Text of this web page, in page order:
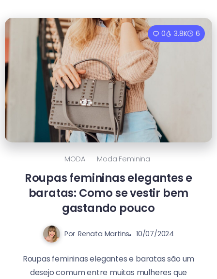
0 3.8K 6
MODA Moda Feminina
Roupas femininas elegantes e
baratas: Como se vestir bem
gastando pouco
Por Renata Martins 10/07/2024
Roupas femininas elegantes e baratas são um
desejo comum entre muitas mulheres que